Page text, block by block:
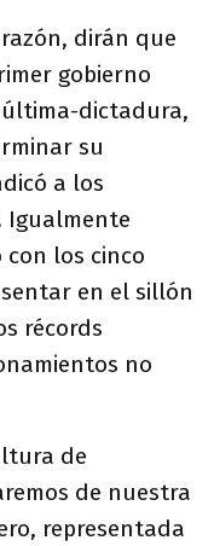
dirán que
gobierno
dictadura,
su
a los
Igualmente
los cinco
en el sillón
récords
no
de
de nuestra
representada